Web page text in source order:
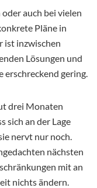
auch bei vielen
Pläne in
ist inzwischen
Lösungen und
erschreckend gering.
drei Monaten
sich an der Lage
nervt nur noch.
nächsten
mit an
nichts ändern.